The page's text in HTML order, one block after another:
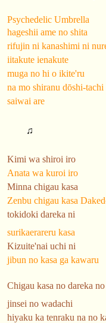
Psychedelic Umbrella
hageshii ame no shita
rifujin ni kanashimi ni
iitakute ienakute
muga no hi o ikite'ru
na mo shiranu dōshi-tachi
saiwai are
♫
Kimi wa shiroi iro
Anata wa kuroi iro
Minna chigau kasa
Zenbu chigau kasa
tokidoki dareka ni
surikaerareru kasa
Kizuite'nai uchi ni
jibun no kasa ga kawaru
Chigau kasa no dareka
jinsei no wadachi
hiyaku ka tenraku na no